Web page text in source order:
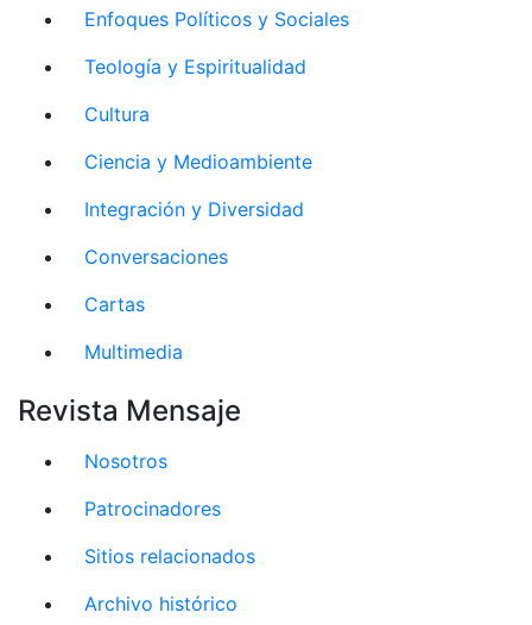
Enfoques Políticos y Sociales
Teología y Espiritualidad
Cultura
Ciencia y Medioambiente
Integración y Diversidad
Conversaciones
Cartas
Multimedia
Revista Mensaje
Nosotros
Patrocinadores
Sitios relacionados
Archivo histórico